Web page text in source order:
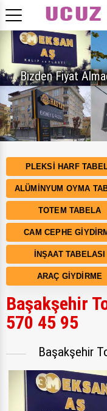
Bizden Fiyat
PLEKSI HARF
ALÜMINYUM OYMA
TOTEM TABELA
CAM CEPHE
İNŞAAT TABELASI
ARAÇ GIYDIRME
Başakşehir
570 45 95
Başakşehir